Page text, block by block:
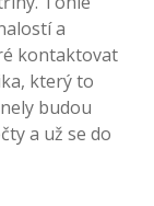
a
kontaktovat
který to
budou
a už se do